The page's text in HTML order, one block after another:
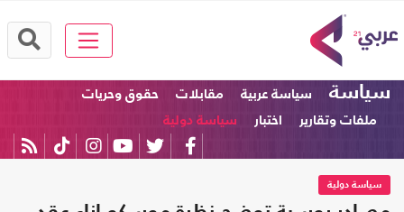
سياسة سياسة عربية مقابلات
حقوق وحريات
ملفات وتقارير
اختبار سياسة دولية
سياسة دولية